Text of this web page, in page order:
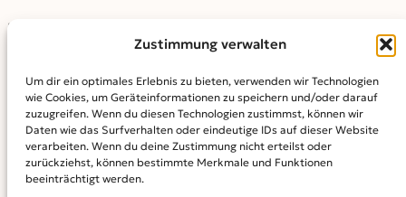
Zustimmung verwalten
Um dir ein optimales Erlebnis zu bieten, verwenden wir Technologien
wie Cookies, um Geräteinformationen zu speichern und/oder darauf
zuzugreifen. Wenn du diesen Technologien zustimmst, können wir
Daten wie das Surfverhalten oder eindeutige IDs auf dieser Website
verarbeiten. Wenn du deine Zustimmung nicht erteilst oder
zurückziehst, können bestimmte Merkmale und Funktionen
beeinträchtigt werden.
Der unabhängige
2021 sein literarisches Programm um jährlich zwei bis
vier Kinderbücher. Atwoods „Drei drollige Dramen“
machen den Auftakt und erscheinen am15. September
2021.
Margaret Atwood: Drei drollige Damen, für kleine und